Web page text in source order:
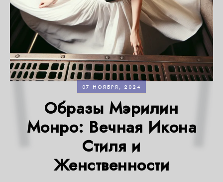
07 НОЯБРЯ, 2024
Образы Мэрилин
Монро: Вечная Икона
Стиля и
Женственности